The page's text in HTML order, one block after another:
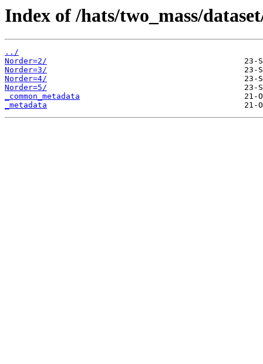
Index of /hats/two_mass/
../
Norder=2/
Norder=3/
Norder=4/
Norder=5/
_common_metadata
_metadata